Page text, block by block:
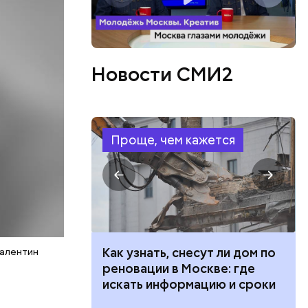
Новости СМИ2
Проще, чем кажется
тысяч
нужны
Как узнать, снесут ли дом по
реновации в Москве: где
искать информацию и сроки